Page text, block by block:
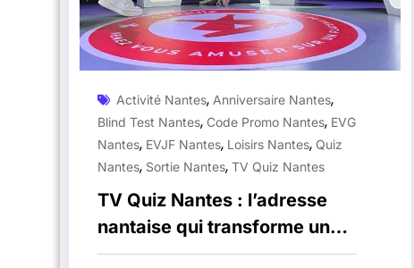
Activité Nantes, Anniversaire Nantes,
Blind Test Nantes, Code Promo Nantes, EVG
Nantes, EVJF Nantes, Loisirs Nantes, Quiz
Nantes, Sortie Nantes, TV Quiz Nantes
TV Quiz Nantes : l’adresse
nantaise qui transforme une
sortie entre amis en vrai jeu